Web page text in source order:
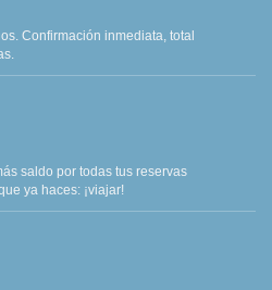
Confirmación inmediata, total
saldo por todas tus reservas
ya haces: ¡viajar!